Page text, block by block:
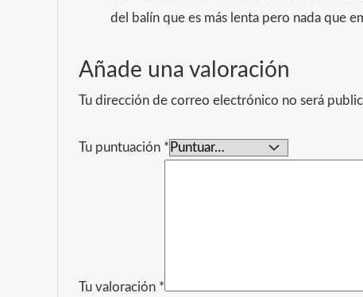
del balín que es más lenta pero nada que
Añade una valoración
Tu dirección de correo electrónico no será
Tu puntuación *
Tu valoración *